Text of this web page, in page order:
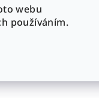
webu
používáním.